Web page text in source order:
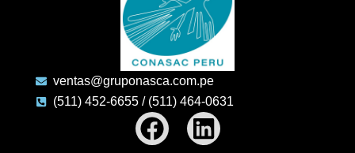
ventas@gruponasca.com.pe
(511) 452-6655 / (511) 464-0631
Facebook
Linkedin